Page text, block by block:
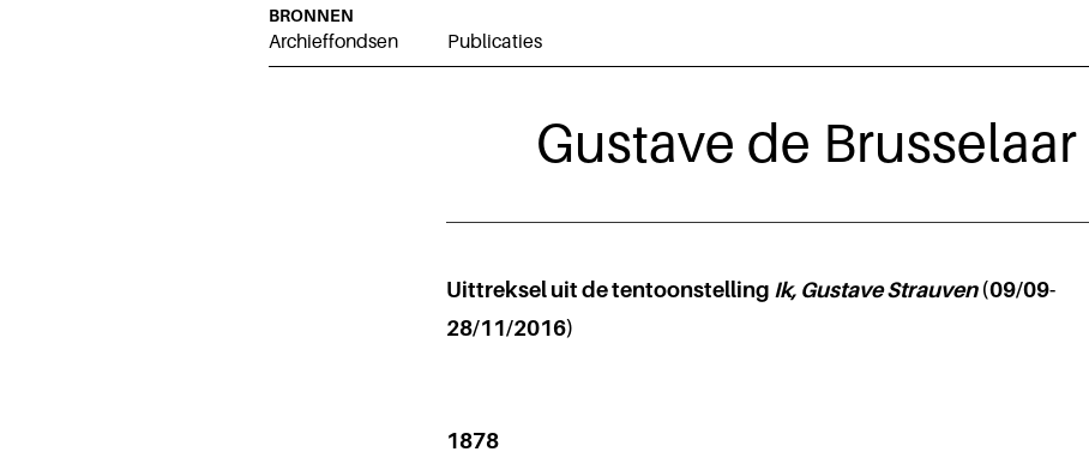
BRONNEN
Archieffondsen Publicaties
Gustave de Brusselaar
Uittreksel uit de tentoonstelling Ik, Gustave Strauven(09/09-
28/11/2016)
1878